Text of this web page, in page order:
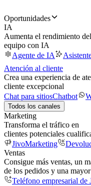
Oportunidades
IA
Aumenta el rendimiento del
equipo con IA
Agente de IA
Atención al cliente
Crea una experiencia de
cliente excepcional
Chat para sitiosChatbot
Todos los canales
Marketing
Transforma el tráfico en
clientes potenciales
JivoMarketing
Ventas
Consigue más ventas, un
de los pedidos y una
Teléfono empresarial de